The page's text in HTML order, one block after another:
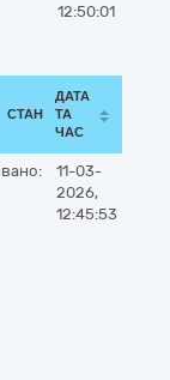
12:50:01
СТАН
ДАТА
ТА
ЧАС
11-03-
2026,
12:45:53